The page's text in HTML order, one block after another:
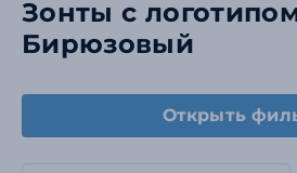
Зонты с
Бирюзовый
Открыть